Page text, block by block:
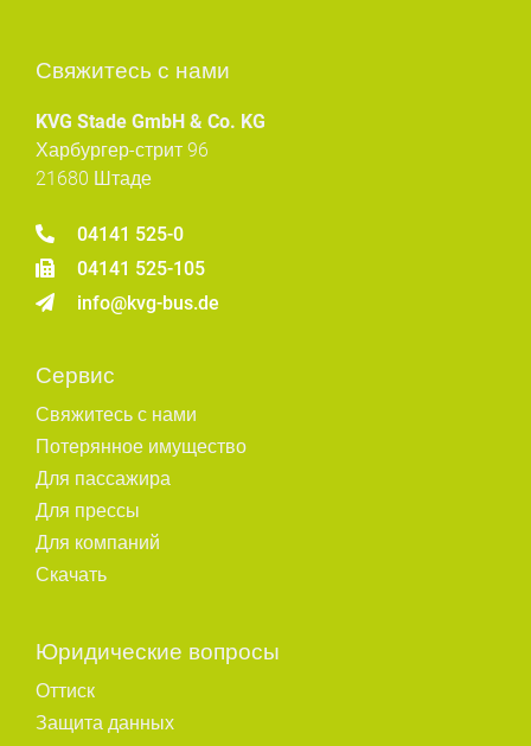
Свяжитесь с нами
KVG Stade GmbH & Co. KG
Харбургер-стрит 96
21680 Штаде
04141 525-0
04141 525-105
info@kvg-bus.de
Сервис
Свяжитесь с нами
Потерянное имущество
Для пассажира
Для прессы
Для компаний
Скачать
Юридические вопросы
Оттиск
Защита данных